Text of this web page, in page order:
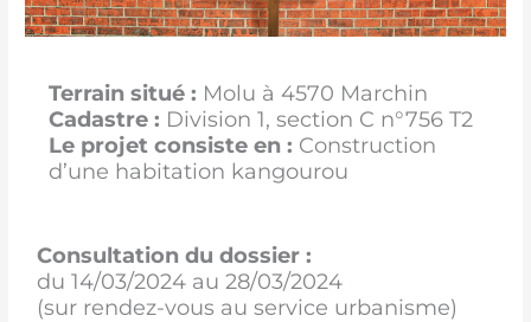
Terrain situé : Molu à 4570 Marchin
Cadastre : Division 1, section C n°756 T2
Le projet consiste en : Construction
d’une habitation kangourou
Consultation du dossier :
du 14/03/2024 au 28/03/2024
(sur rendez-vous au service urbanisme)